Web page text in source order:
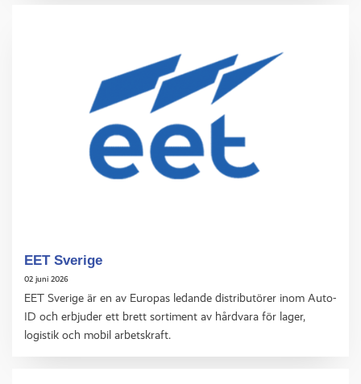
EET Sverige
02 juni 2026
EET Sverige är en av Europas ledande distributörer inom Auto-
ID och erbjuder ett brett sortiment av hårdvara för lager,
logistik och mobil arbetskraft.